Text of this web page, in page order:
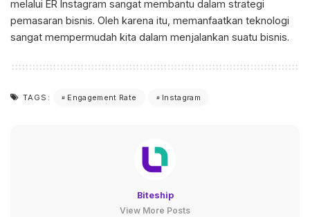
melalui ER Instagram sangat membantu dalam strategi
pemasaran bisnis. Oleh karena itu, memanfaatkan teknologi
sangat mempermudah kita dalam menjalankan suatu bisnis.
TAGS: Engagement Rate Instagram
Biteship
View More Posts